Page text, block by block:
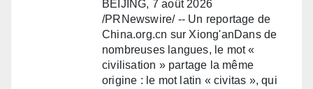
BEIJING, 7 août 2026
/PRNewswire/ -- Un reportage de
China.org.cn sur Xiong'anDans de
nombreuses langues, le mot «
civilisation » partage la même
origine : le mot latin « civitas », qui